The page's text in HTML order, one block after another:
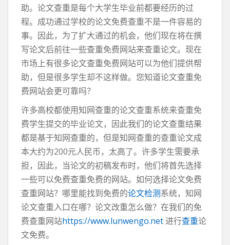
助。论文查重是每个大学生毕业前都要经历的过
程。成功通过学校的论文免费查重不是一件容易的
事。因此，为了扩大通过的机会，他们现在将在撰
写论文后前往一些查重免费网站来查重论文。现在
市场上有很多论文查重免费网站可以为他们提供帮
助，但是很多学生却不这样做。您知道论文查重免
费网站会更可靠吗？
许多高校都使用知网查重的论文查重系统来查重免
费学生提交的毕业论文，因此我们的论文查重结果
都是基于知网查重的，但是知网查重的查重论文成
本大约为200元人民币，太高了。许多学生需要承
担，因此，当论文的初稿发布时，他们将首先选择
一些可以免费查重免费的网站。如何选择论文免费
查重网站？哪里能找到免费的论文检测系统，知网
论文查重入口在哪？论文改重怎么做？在我们的免
费查重网站https://www.lunwengo.net进行查重论
文免费。